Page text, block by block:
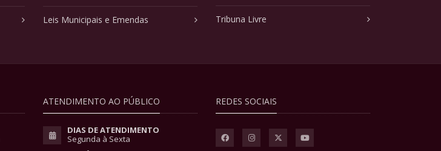
Leis Municipais e Emendas Tribuna Livre
ATENDIMENTO AO PÚBLICO
DIAS DE ATENDIMENTO
Segunda à Sexta
REDES SOCIAIS